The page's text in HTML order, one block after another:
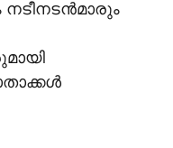
നടീനടന്‍മാരും